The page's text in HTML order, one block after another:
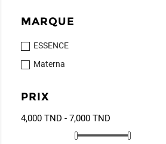
MARQUE
ESSENCE
Materna
PRIX
4,000 TND - 7,000 TND